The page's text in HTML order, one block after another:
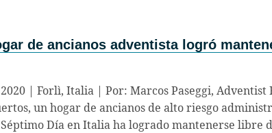
de ancianos adventista logró
| Forlì, Italia | Por: Marcos Paseggi, Adventist
un hogar de ancianos de alto riesgo
Día en Italia ha logrado mantenerse libre